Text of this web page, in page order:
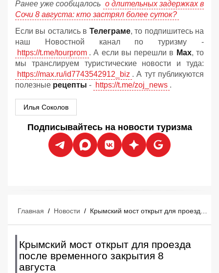
Ранее уже сообщалось о длительных задержках в
Сочи 8 августа: кто застрял более суток?
Если вы остались в Телеграме, то подпишитесь на
наш Новостной канал по туризму -
https://t.me/tourprom . А если вы перешли в Мах, то
мы транслируем туристические новости и туда:
https://max.ru/id7743542912_biz . А тут публикуются
полезные рецепты - https://t.me/zoj_news .
Илья Соколов
Подписывайтесь на новости туризма
Главная / Новости /
Крымский мост открыт для проезда
после временного закрытия 8
августа